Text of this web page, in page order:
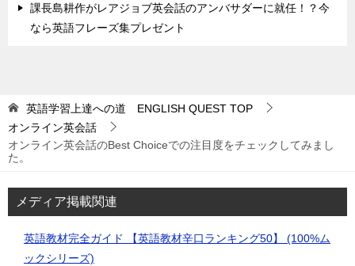
課長島耕作がレアジョブ英会話のアンバサダーに就任！？今
なら英語フレーズ集プレゼント
英語学習上達への道 ENGLISH QUEST TOP
オンライン英会話
オンライン英会話のBest Choiceでの注目度をチェックしてみまし
た。
メディア掲載関連
英語教材完全ガイド 【英語教材辛口ランキング50】 (100%ム
ックシリーズ)